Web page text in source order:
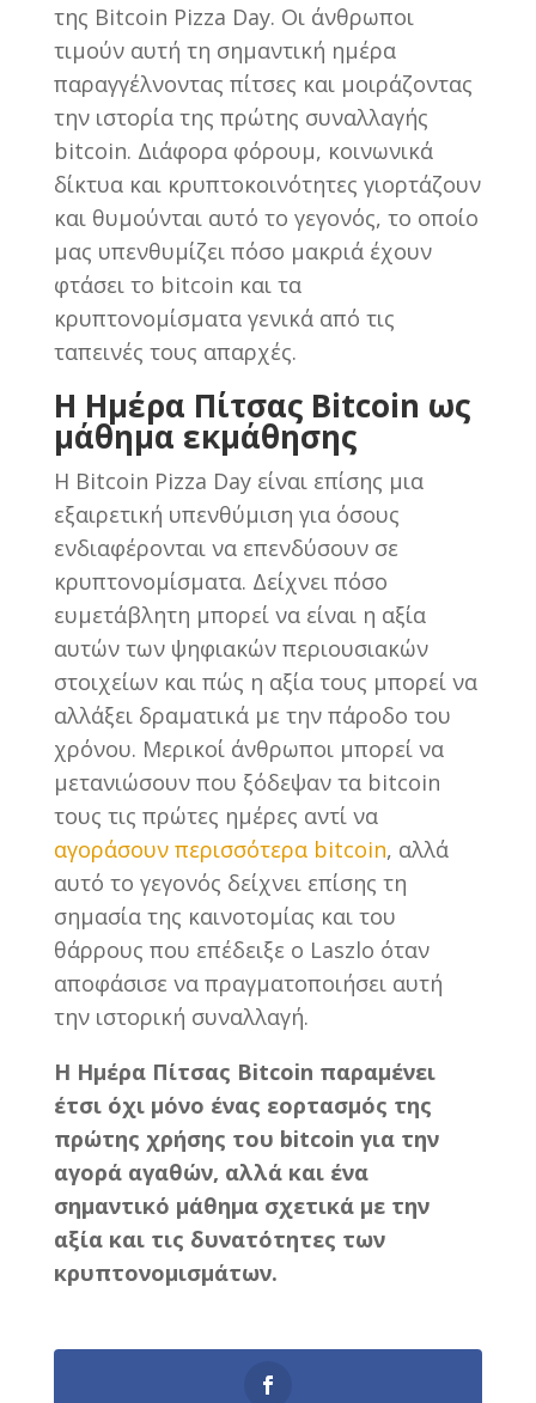
της Bitcoin Pizza Day. Οι άνθρωποι
τιμούν αυτή τη σημαντική ημέρα
παραγγέλνοντας πίτσες και μοιράζοντας
την ιστορία της πρώτης συναλλαγής
bitcoin. Διάφορα φόρουμ, κοινωνικά
δίκτυα και κρυπτοκοινότητες γιορτάζουν
και θυμούνται αυτό το γεγονός, το οποίο
μας υπενθυμίζει πόσο μακριά έχουν
φτάσει το bitcoin και τα
κρυπτονομίσματα γενικά από τις
ταπεινές τους απαρχές.
Η Ημέρα Πίτσας Bitcoin ως
μάθημα εκμάθησης
Η Bitcoin Pizza Day είναι επίσης μια
εξαιρετική υπενθύμιση για όσους
ενδιαφέρονται να επενδύσουν σε
κρυπτονομίσματα. Δείχνει πόσο
ευμετάβλητη μπορεί να είναι η αξία
αυτών των ψηφιακών περιουσιακών
στοιχείων και πώς η αξία τους μπορεί να
αλλάξει δραματικά με την πάροδο του
χρόνου. Μερικοί άνθρωποι μπορεί να
μετανιώσουν που ξόδεψαν τα bitcoin
τους τις πρώτες ημέρες αντί να
αγοράσουν περισσότερα bitcoin, αλλά
αυτό το γεγονός δείχνει επίσης τη
σημασία της καινοτομίας και του
θάρρους που επέδειξε ο Laszlo όταν
αποφάσισε να πραγματοποιήσει αυτή
την ιστορική συναλλαγή.
Η Ημέρα Πίτσας Bitcoin παραμένει
έτσι όχι μόνο ένας εορτασμός της
πρώτης χρήσης του bitcoin για την
αγορά αγαθών, αλλά και ένα
σημαντικό μάθημα σχετικά με την
αξία και τις δυνατότητες των
κρυπτονομισμάτων.